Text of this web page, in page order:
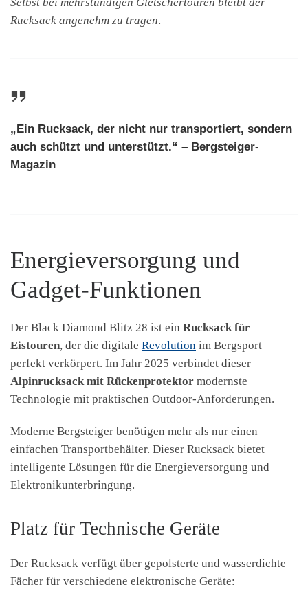
Rucksack angenehm zu tragen.
„Ein Rucksack, der nicht nur transportiert, sondern
auch schützt und unterstützt.“ – Bergsteiger-
Magazin
Energieversorgung und
Gadget-Funktionen
Der Black Diamond Blitz 28 ist ein Rucksack für
Eistouren, der die digitale Revolution im Bergsport
perfekt verkörpert. Im Jahr 2025 verbindet dieser
Alpinrucksack mit Rückenprotektor modernste
Technologie mit praktischen Outdoor-Anforderungen.
Moderne Bergsteiger benötigen mehr als nur einen
einfachen Transportbehälter. Dieser Rucksack bietet
intelligente Lösungen für die Energieversorgung und
Elektronikunterbringung.
Platz für Technische Geräte
Der Rucksack verfügt über gepolsterte und wasserdichte
Fächer für verschiedene elektronische Geräte: